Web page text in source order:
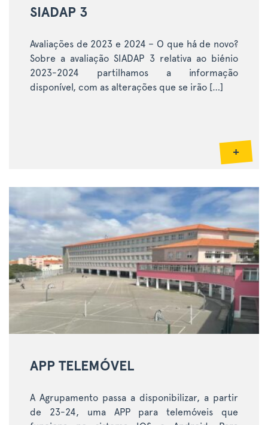
SIADAP 3
Avaliações de 2023 e 2024 – O que há de novo?
Sobre a avaliação SIADAP 3 relativa ao biénio
2023-2024 partilhamos a informação
disponível, com as alterações que se irão […]
+
APP TELEMÓVEL
A Agrupamento passa a disponibilizar, a partir
de 23-24, uma APP para telemóveis que